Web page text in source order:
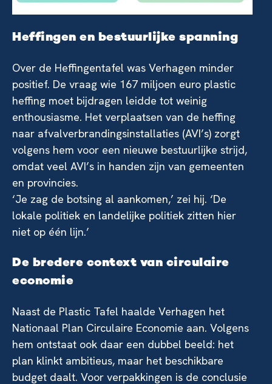
Heffingen en bestuurlijke spanning
Over de Heffingentafel was Verhagen minder
positief. De vraag wie 167 miljoen euro plastic
heffing moet bijdragen leidde tot weinig
enthousiasme. Het verplaatsen van de heffing
naar afvalverbrandingsinstallaties (AVI’s) zorgt
volgens hem voor een nieuwe bestuurlijke strijd,
omdat veel AVI’s in handen zijn van gemeenten
en provincies.
‘Je zag de botsing al aankomen,’ zei hij. ‘De
lokale politiek en landelijke politiek zitten hier
niet op één lijn.’
De bredere context van circulaire
economie
Naast de Plastic Tafel haalde Verhagen het
Nationaal Plan Circulaire Economie aan. Volgens
hem ontstaat ook daar een dubbel beeld: het
plan klinkt ambitieus, maar het beschikbare
budget daalt. Voor verpakkingen is de conclusie